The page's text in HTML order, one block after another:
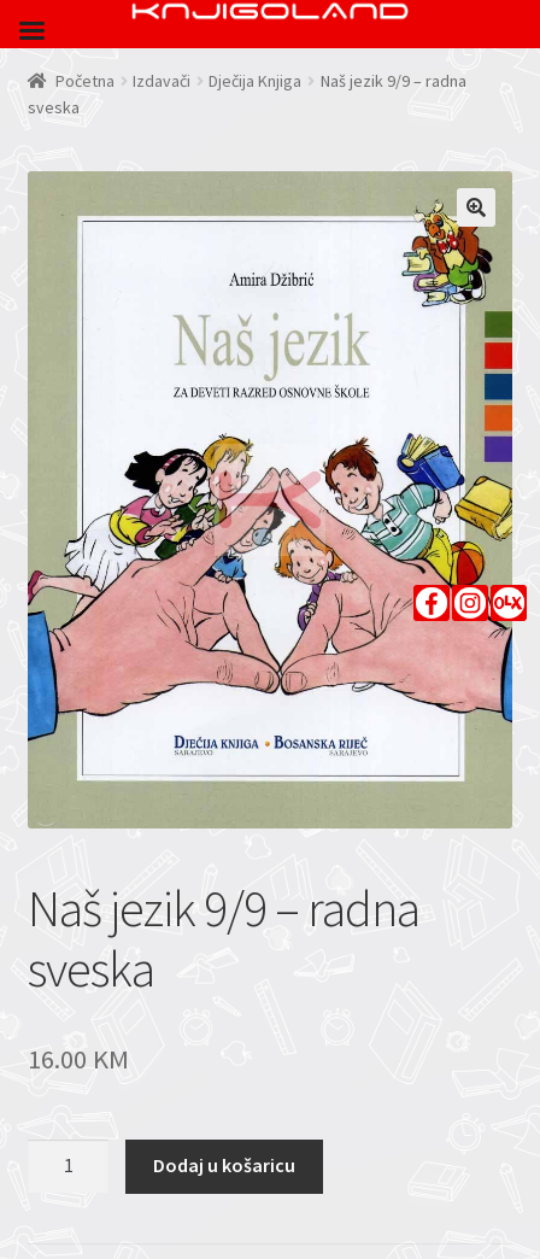
Početna Izdavači Dječija Knjiga
Naš jezik 9/9 – radna
sveska
Naš jezik 9/9 – radna
sveska
16.00 KM
-
Dodaj u košaricu